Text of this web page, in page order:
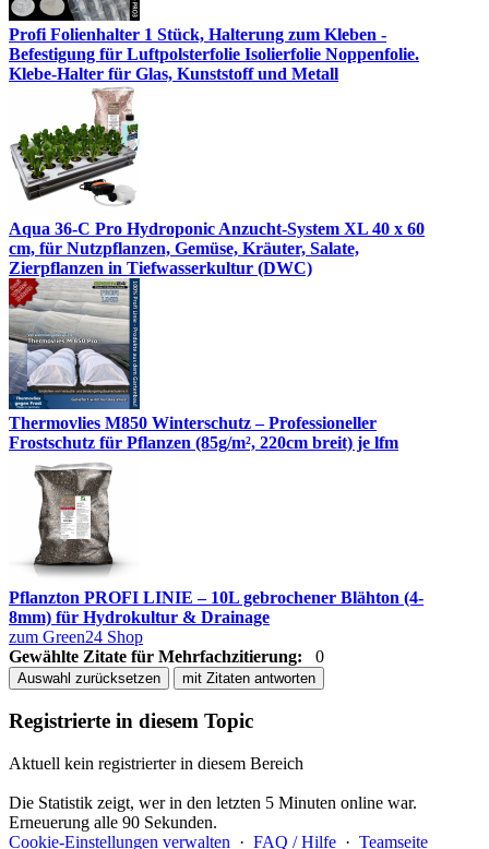
Profi Folienhalter 1 Stück, Halterung zum Kleben -
Befestigung für Luftpolsterfolie Isolierfolie Noppenfolie.
Klebe-Halter für Glas, Kunststoff und Metall
Aqua 36-C Pro Hydroponic Anzucht-System XL 40 x 60
cm, für Nutzpflanzen, Gemüse, Kräuter, Salate,
Zierpflanzen in Tiefwasserkultur (DWC)
Thermovlies M850 Winterschutz – Professioneller
Frostschutz für Pflanzen (85g/m², 220cm breit) je lfm
Pflanzton PROFI LINIE – 10L gebrochener Blähton (4-
8mm) für Hydrokultur & Drainage
zum Green24 Shop
Gewählte Zitate für Mehrfachzitierung:
0
Auswahl zurücksetzen mit Zitaten antworten
Registrierte in diesem Topic
Aktuell kein registrierter in diesem Bereich
Die Statistik zeigt, wer in den letzten 5 Minuten online war.
Erneuerung alle 90 Sekunden.
Cookie-Einstellungen verwalten · FAQ / Hilfe · Teamseite